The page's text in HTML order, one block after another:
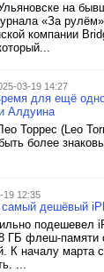
на
«За
компании
03-19 14:27
для ещё
Алдуина
Торрес (Leo
более
19 12:35
самый дешёвый
подешевел
ГБ флеш-памяти
К началу марта
...